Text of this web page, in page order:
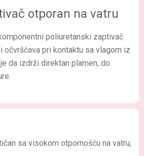
otporan na vatru
poliuretanski zaptivač
očvršćava pri kontaktu sa vlagom iz
da izdrži direktan plamen, do
sa visokom otpornošću na vatru,